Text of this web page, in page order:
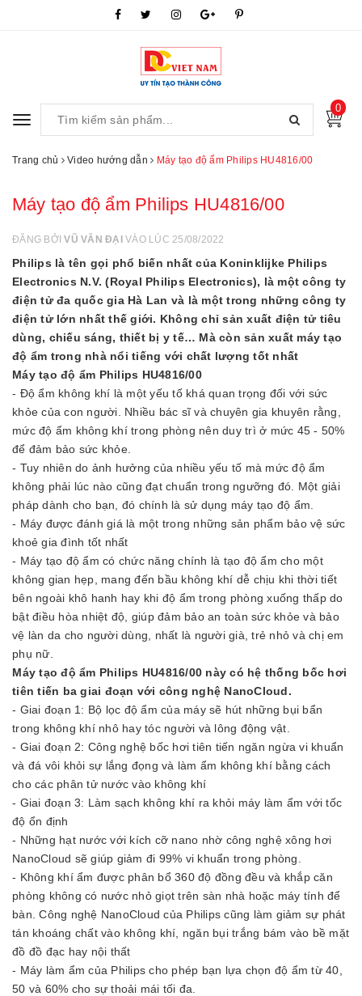
Toggle
0
Trang chủ Video hướng dẫn Máy tạo độ ẩm Philips HU4816/00
Máy tạo độ ẩm Philips HU4816/00
ĐĂNG BỞIVŨ VĂN ĐẠI VÀO LÚC 25/08/2022
Philips là tên gọi phổ biến nhất của Koninklijke Philips
Electronics N.V. (Royal Philips Electronics), là một công ty
điện tử đa quốc gia Hà Lan và là một trong những công ty
điện tử lớn nhất thế giới. Không chỉ sản xuất điện tử tiêu
dùng, chiếu sáng, thiết bị y tế… Mà còn sản xuất máy tạo
độ ẩm trong nhà nổi tiếng với chất lượng tốt nhất
Máy tạo độ ẩm Philips HU4816/00
- Độ ẩm không khí là một yếu tố khá quan trọng đối với sức
khỏe của con người. Nhiều bác sĩ và chuyên gia khuyên rằng,
mức độ ẩm không khí trong phòng nên duy trì ở mức 45 - 50%
để đảm bảo sức khỏe.
- Tuy nhiên do ảnh hưởng của nhiều yếu tố mà mức độ ẩm
không phải lúc nào cũng đạt chuẩn trong ngưỡng đó. Một giải
pháp dành cho bạn, đó chính là sử dụng máy tạo độ ẩm.
- Máy được đánh giá là một trong những sản phẩm bảo vệ sức
khoẻ gia đình tốt nhất
- Máy tạo độ ẩm có chức năng chính là tạo độ ẩm cho một
không gian hẹp, mang đến bầu không khí dễ chịu khi thời tiết
bên ngoài khô hanh hay khi độ ẩm trong phòng xuống thấp do
bật điều hòa nhiệt độ, giúp đảm bảo an toàn sức khỏe và bảo
vệ làn da cho người dùng, nhất là người già, trẻ nhỏ và chị em
phụ nữ.
️Máy tạo độ ẩm Philips HU4816/00 này có hệ thống bốc hơi
tiên tiến ba giai đoạn với công nghệ NanoCloud.
- Giai đoạn 1: Bộ lọc độ ẩm của máy sẽ hút những bụi bẩn
trong không khí nhô hay tóc người và lông động vật.
- Giai đoạn 2: Công nghệ bốc hơi tiên tiến ngăn ngừa vi khuẩn
và đá vôi khỏi sự lắng đọng và làm ẩm không khí bằng cách
cho các phân tử nước vào không khí
- Giai đoạn 3: Làm sạch không khí ra khỏi máy làm ẩm với tốc
độ ổn định
- Những hạt nước với kích cỡ nano nhờ công nghệ xông hơi
NanoCloud sẽ giúp giảm đi 99% vi khuẩn trong phòng.
-️ Không khí ẩm được phân bổ 360 độ đồng đều và khắp căn
phòng không có nước nhỏ giọt trên sàn nhà hoặc máy tính để
bàn. Công nghệ NanoCloud của Philips cũng làm giảm sự phát
tán khoáng chất vào không khí, ngăn bụi trắng bám vào bề mặt
đồ đồ đạc hay nội thất
-️ Máy làm ẩm của Philips cho phép bạn lựa chọn độ ẩm từ 40,
50 và 60% cho sự thoải mái tối đa.